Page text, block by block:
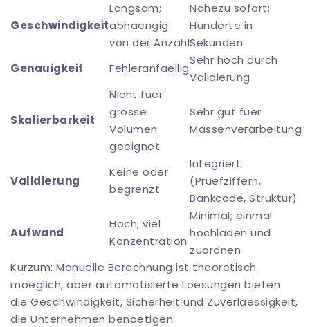
Geschwindigkeit
Langsam;
abhaengig
von der Anzahl
Nahezu sofort;
Hunderte in
Sekunden
Genauigkeit
Fehleranfaellig
Sehr hoch durch
Validierung
Skalierbarkeit
Nicht fuer
grosse
Volumen
geeignet
Sehr gut fuer
Massenverarbeitung
Validierung
Keine oder
begrenzt
Integriert
(Pruefziffern,
Bankcode, Struktur)
Aufwand
Hoch; viel
Konzentration
Minimal; einmal
hochladen und
zuordnen
Kurzum: Manuelle Berechnung ist theoretisch
moeglich, aber automatisierte Loesungen bieten
die Geschwindigkeit, Sicherheit und Zuverlaessigkeit,
die Unternehmen benoetigen.